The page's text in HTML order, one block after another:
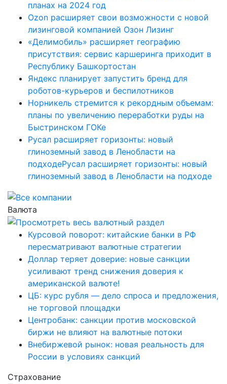
планах на 2024 год
Ozon расширяет свои возможности с новой
лизинговой компанией Озон Лизинг
«Делимобиль» расширяет географию
присутствия: сервис каршеринга приходит в
Республику Башкортостан
Яндекс планирует запустить бренд для
роботов-курьеров и беспилотников
Норникель стремится к рекордным объемам:
планы по увеличению переработки руды на
Быстринском ГОКе
Русал расширяет горизонты: новый
глиноземный завод в Ленобласти на
подходеРусал расширяет горизонты: новый
глиноземный завод в Ленобласти на подходе
Валюта
Курсовой поворот: китайские банки в РФ
пересматривают валютные стратегии
Доллар теряет доверие: новые санкции
усиливают тренд снижения доверия к
американской валюте!
ЦБ: курс рубля — дело спроса и предложения,
не торговой площадки
Центробанк: санкции против московской
биржи не влияют на валютные потоки
Внебиржевой рынок: новая реальность для
России в условиях санкций
Страхование